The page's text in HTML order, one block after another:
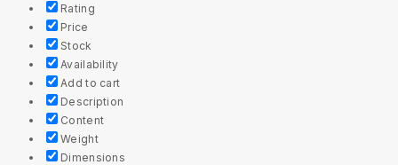
Rating
Price
Stock
Availability
Add to cart
Description
Content
Weight
Dimensions